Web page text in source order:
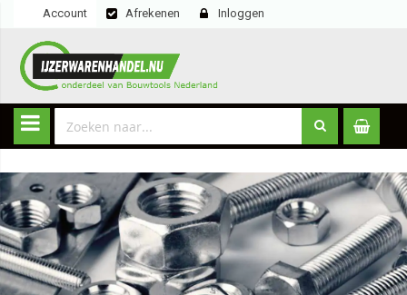
Account Afrekenen Inloggen